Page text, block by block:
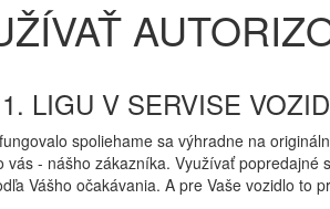
LIGU V SERVISE
spoliehame sa výhradne na
vás - nášho zákazníka. Využívať
Vášho očakávania. A pre Vaše vozidlo to